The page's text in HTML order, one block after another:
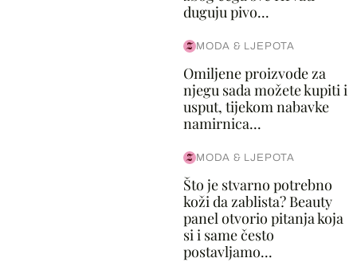
duguju pivo...
MODA & LJEPOTA
Omiljene proizvode za
njegu sada možete kupiti i
usput, tijekom nabavke
namirnica...
MODA & LJEPOTA
Što je stvarno potrebno
koži da zablista? Beauty
panel otvorio pitanja koja
si i same često
postavljamo...